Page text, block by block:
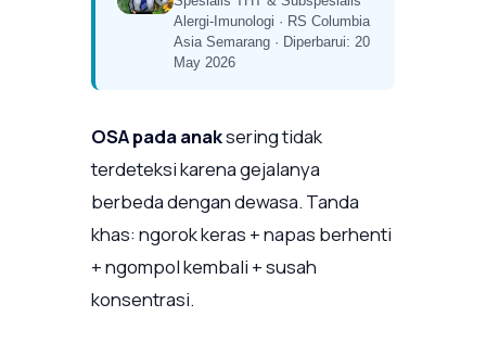
Alergi-Imunologi · RS Columbia
Asia Semarang · Diperbarui: 20
May 2026
OSA pada anaksering tidak
terdeteksi karena gejalanya
berbeda dengan dewasa. Tanda
khas: ngorok keras + napas berhenti
+ ngompol kembali + susah
konsentrasi.